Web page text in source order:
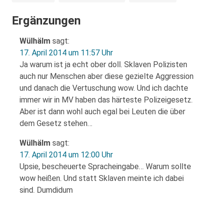
Ergänzungen
Wülhälm sagt:
17. April 2014 um 11:57 Uhr
Ja warum ist ja echt ober doll. Sklaven Polizisten
auch nur Menschen aber diese gezielte Aggression
und danach die Vertuschung wow. Und ich dachte
immer wir in MV haben das härteste Polizeigesetz.
Aber ist dann wohl auch egal bei Leuten die über
dem Gesetz stehen…
Wülhälm sagt:
17. April 2014 um 12:00 Uhr
Upsie, bescheuerte Spracheingabe… Warum sollte
wow heißen. Und statt Sklaven meinte ich dabei
sind. Dumdidum